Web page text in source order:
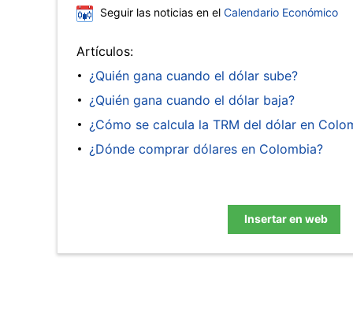
Seguir las noticias en el Calendario Económico
Artículos:
¿Quién gana cuando el dólar sube?
¿Quién gana cuando el dólar baja?
¿Cómo se calcula la TRM del dólar en
¿Dónde comprar dólares en Colombia?
Insertar en web